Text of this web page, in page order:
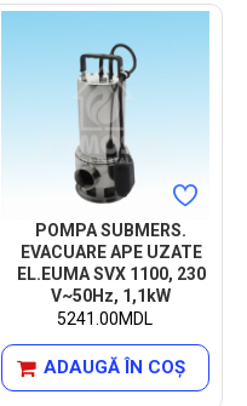
POMPA SUBMERS.
EVACUARE APE UZATE
EL.EUMA SVX 1100, 230
V~50Hz, 1,1kW
5241.00MDL
ADAUGĂ ÎN COŞ